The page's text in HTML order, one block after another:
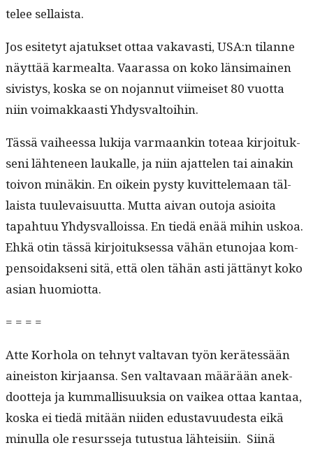
telee sellaista.
Jos esite­tyt ajatuk­set ottaa vakavasti, USA:n tilanne
näyt­tää karmeal­ta. Vaaras­sa on koko län­si­mainen
sivistys, kos­ka se on nojan­nut viimeiset 80 vuot­ta
niin voimakkaasti Yhdysvaltoihin.
Tässä vai­heessa luk­i­ja var­maankin toteaa kir­joituk­
seni läht­e­neen laukalle, ja niin ajat­te­len tai ainakin
toivon minäkin. En oikein pysty kuvit­tele­maan täl­
laista tuule­vaisu­ut­ta. Mut­ta aivan out­o­ja asioi­ta
tapah­tuu Yhdys­val­lois­sa. En tiedä enää mihin uskoa.
Ehkä otin tässä kir­joituk­ses­sa vähän etuno­jaa kom­
pen­soidak­seni sitä, että olen tähän asti jät­tänyt koko
asian huomiotta.
= = = =
Atte Korho­la on tehnyt val­ta­van työn kerätessään
aineis­ton kir­jaansa. Sen val­tavaan määrään anek­
doot­te­ja ja kum­mallisuuk­sia on vaikea ottaa kan­taa,
kos­ka ei tiedä mitään niiden edus­tavu­ud­es­ta eikä
min­ul­la ole resursse­ja tutus­tua lähteisi­in. Siinä